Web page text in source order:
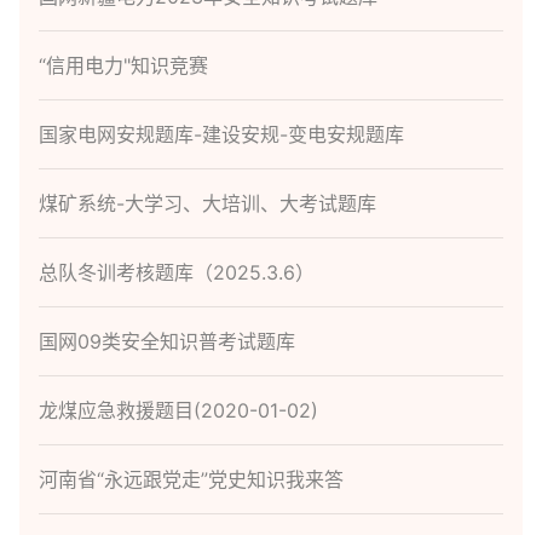
“信用电力"知识竞赛
国家电网安规题库-建设安规-变电安规题库
煤矿系统-大学习、大培训、大考试题库
总队冬训考核题库（2025.3.6）
国网09类安全知识普考试题库
龙煤应急救援题目(2020-01-02)
河南省“永远跟党走”党史知识我来答